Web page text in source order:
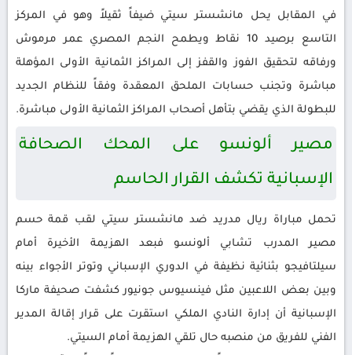
في المقابل يحل مانشستر سيتي ضيفاً ثقيلاً وهو في المركز
التاسع برصيد 10 نقاط ويطمح النجم المصري عمر مرموش
ورفاقه لتحقيق الفوز والقفز إلى المراكز الثمانية الأولى المؤهلة
مباشرة وتجنب حسابات الملحق المعقدة وفقاً للنظام الجديد
للبطولة الذي يقضي بتأهل أصحاب المراكز الثمانية الأولى مباشرة.
مصير ألونسو على المحك الصحافة
الإسبانية تكشف القرار الحاسم
تحمل مباراة ريال مدريد ضد مانشستر سيتي لقب قمة حسم
مصير المدرب تشابي ألونسو فبعد الهزيمة الأخيرة أمام
سيلتافيجو بثنائية نظيفة في الدوري الإسباني وتوتر الأجواء بينه
وبين بعض اللاعبين مثل فينسيوس جونيور كشفت صحيفة ماركا
الإسبانية أن إدارة النادي الملكي استقرت على قرار إقالة المدير
الفني للفريق من منصبه حال تلقي الهزيمة أمام السيتي.